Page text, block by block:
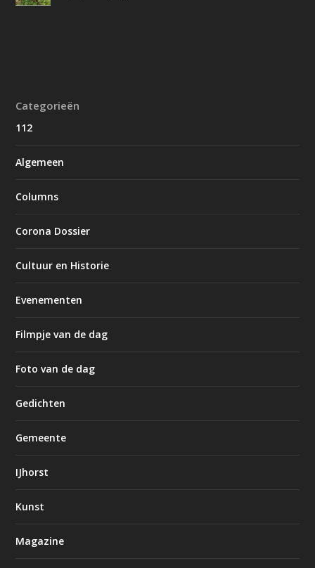
Categorieën
112
Algemeen
Columns
Corona Dossier
Cultuur en Historie
Evenementen
Filmpje van de dag
Foto van de dag
Gedichten
Gemeente
IJhorst
Kunst
Magazine